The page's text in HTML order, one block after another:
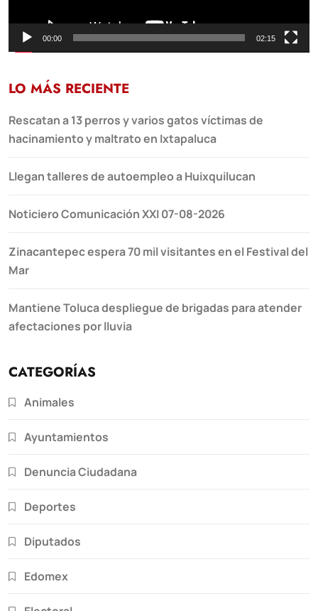
00:00 02:15
LO MÁS RECIENTE
Rescatan a 13 perros y varios gatos víctimas de
hacinamiento y maltrato en Ixtapaluca
Llegan talleres de autoempleo a Huixquilucan
Noticiero Comunicación XXI 07-08-2026
Zinacantepec espera 70 mil visitantes en el Festival del
Mar
Mantiene Toluca despliegue de brigadas para atender
afectaciones por lluvia
CATEGORÍAS
Animales
Ayuntamientos
Denuncia Ciudadana
Deportes
Diputados
Edomex